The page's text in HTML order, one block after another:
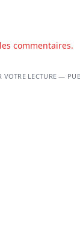
commentaires.
VOTRE LECTURE —